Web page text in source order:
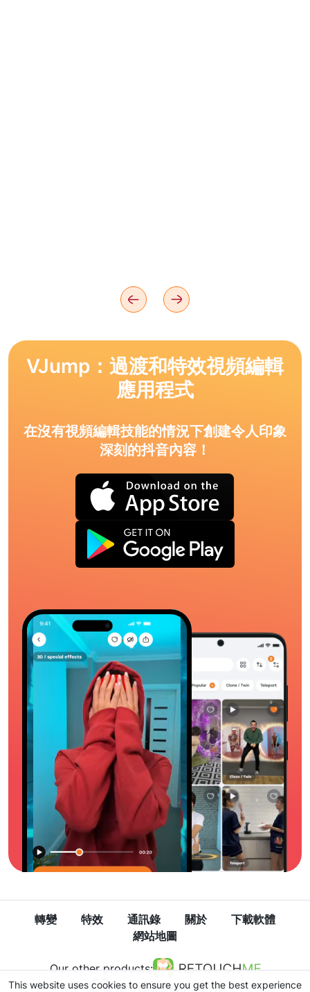
VJump：過渡和特效視頻編輯
應用程式
在沒有視頻編輯技能的情況下創建令人印象
深刻的抖音內容！
轉變 特效 通訊錄 關於
下載軟體
網站地圖
Our other products:
This website uses cookies to ensure you get the best experience